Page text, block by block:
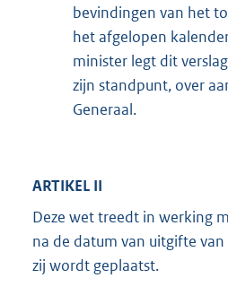
bevindingen van het
het afgelopen
minister legt dit
zijn standpunt, over
Generaal.
ARTIKEL II
Deze wet treedt in werking
na de datum van uitgifte
zij wordt geplaatst.